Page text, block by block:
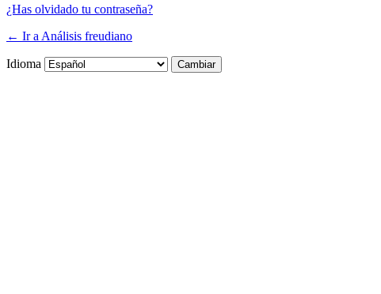
¿Has olvidado tu contraseña?
← Ir a Análisis freudiano
Idioma